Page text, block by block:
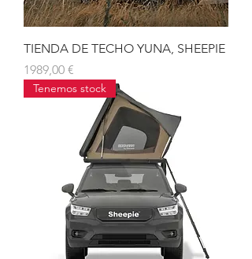
TIENDA DE TECHO YUNA, SHEEPIE
Precio
1989,00 €
Tenemos stock